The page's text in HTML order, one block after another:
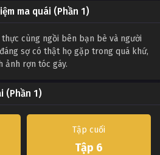
ma quái (Phần 1)
cùng ngồi bên bạn bè và người
sợ có thật họ gặp trong quá khứ,
ảnh rợn tóc gáy.
(Phần 1)
Tập cuối
Tập 6